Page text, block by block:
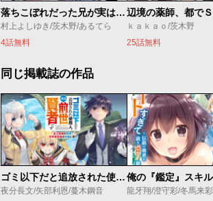
落ちこぼれだった兄が実は最強 ～史上最強の勇者は転生し、学園で無自覚に無双する～
村上よしゆき/茨木野/あるてら
4話無料
ｋａｋａｏ/茨木野
25話無料
同じ掲載誌の作品
ゴミ以下だと追放された使用人、実は前世賢者です ～史上最強の賢者、世界最高峰の学園に通う～
夜分長文/矢部利恩/蔓木鋼音
龍牙翔/澄守彩/冬馬来彩